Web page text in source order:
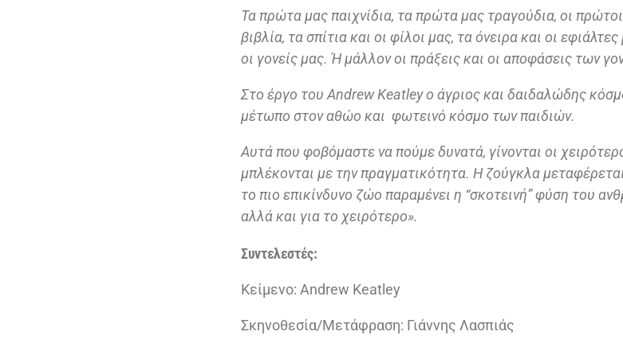
Τα πρώτα μας παιχνίδια, τα πρώτα μας τραγούδια, οι
βιβλία, τα σπίτια και οι φίλοι μας, τα όνειρα και οι
οι γονείς μας. Ή μάλλον οι πράξεις και οι αποφάσεις των
Στο έργο του Andrew Keatley ο άγριος και δαιδαλώδης
μέτωπο στον αθώο και φωτεινό κόσμο των παιδιών.
Αυτά που φοβόμαστε να πούμε δυνατά, γίνονται οι
μπλέκονται με την πραγματικότητα. Η ζούγκλα
το πιο επικίνδυνο ζώο παραμένει η “σκοτεινή” φύση του
αλλά και για το χειρότερο».
Συντελεστές:
Κείμενο: Andrew Keatley
Σκηνοθεσία/Μετάφραση: Γιάννης Λασπιάς